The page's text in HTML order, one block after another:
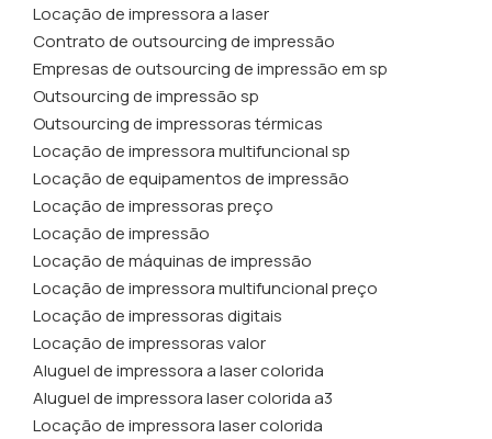
Locação de impressora a laser
Contrato de outsourcing de impressão
Empresas de outsourcing de impressão em sp
Outsourcing de impressão sp
Outsourcing de impressoras térmicas
Locação de impressora multifuncional sp
Locação de equipamentos de impressão
Locação de impressoras preço
Locação de impressão
Locação de máquinas de impressão
Locação de impressora multifuncional preço
Locação de impressoras digitais
Locação de impressoras valor
Aluguel de impressora a laser colorida
Aluguel de impressora laser colorida a3
Locação de impressora laser colorida